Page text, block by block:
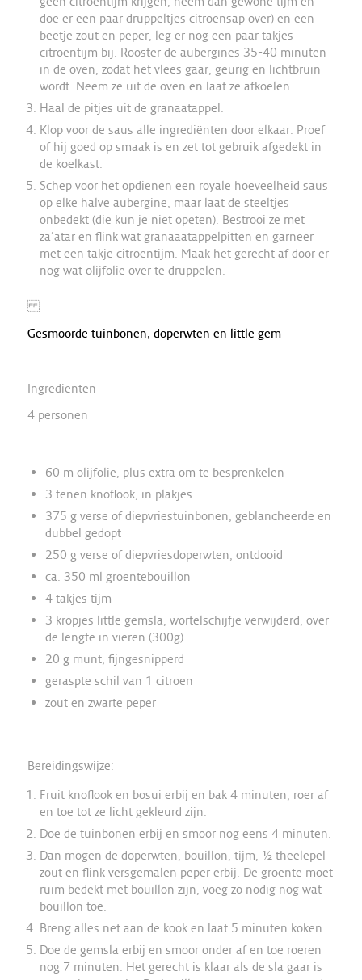
doe er een paar druppeltjes citroensap over) en een
beetje zout en peper, leg er nog een paar takjes
citroentijm bij. Rooster de aubergines 35-40 minuten
in de oven, zodat het vlees gaar, geurig en lichtbruin
wordt. Neem ze uit de oven en laat ze afkoelen.
Haal de pitjes uit de granaatappel.
Klop voor de saus alle ingrediënten door elkaar. Proef
of hij goed op smaak is en zet tot gebruik afgedekt in
de koelkast.
Schep voor het opdienen een royale hoeveelheid saus
op elke halve aubergine, maar laat de steeltjes
onbedekt (die kun je niet opeten). Bestrooi ze met
za’atar en flink wat granaaatappelpitten en garneer
met een takje citroentijm. Maak het gerecht af door er
nog wat olijfolie over te druppelen.
Gesmoorde tuinbonen, doperwten en little gem
Ingrediënten
4 personen
60 m olijfolie, plus extra om te besprenkelen
3 tenen knoflook, in plakjes
375 g verse of diepvriestuinbonen, geblancheerde en
dubbel gedopt
250 g verse of diepvriesdoperwten, ontdooid
ca. 350 ml groentebouillon
4 takjes tijm
3 kropjes little gemsla, wortelschijfje verwijderd, over
de lengte in vieren (300g)
20 g munt, fijngesnipperd
geraspte schil van 1 citroen
zout en zwarte peper
Bereidingswijze:
Fruit knoflook en bosui erbij en bak 4 minuten, roer af
en toe tot ze licht gekleurd zijn.
Doe de tuinbonen erbij en smoor nog eens 4 minuten.
Dan mogen de doperwten, bouillon, tijm, ½ theelepel
zout en flink versgemalen peper erbij. De groente moet
ruim bedekt met bouillon zijn, voeg zo nodig nog wat
bouillon toe.
Breng alles net aan de kook en laat 5 minuten koken.
Doe de gemsla erbij en smoor onder af en toe roeren
nog 7 minuten. Het gerecht is klaar als de sla gaar is